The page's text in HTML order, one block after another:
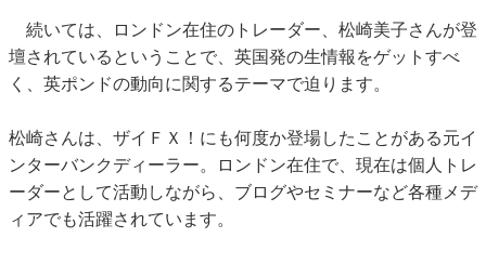
続いては、ロンドン在住のトレーダー、松崎美子さんが登
壇されているということで、英国発の生情報をゲットすべ
く、英ポンドの動向に関するテーマで迫ります。
松崎さんは、ザイＦＸ！にも何度か登場したことがある元イ
ンターバンクディーラー。ロンドン在住で、現在は個人トレ
ーダーとして活動しながら、ブログやセミナーなど各種メデ
ィアでも活躍されています。